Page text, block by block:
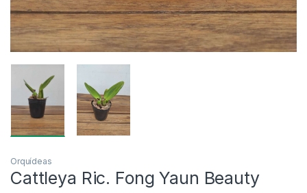
Orquídeas
Cattleya Ric. Fong Yaun Beauty